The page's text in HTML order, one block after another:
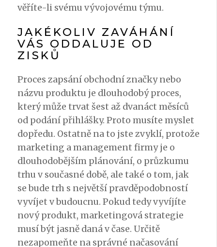
věříte-li svému vývojovému týmu.
JAKÉKOLIV ZAVÁHÁNÍ
VÁS ODDALUJE OD
ZISKŮ
Proces zapsání obchodní značky nebo
názvu produktu je dlouhodobý proces,
který může trvat šest až dvanáct měsíců
od podání přihlášky. Proto musíte myslet
dopředu. Ostatně na to jste zvyklí, protože
marketing a management firmy je o
dlouhodobějším plánování, o průzkumu
trhu v současné době, ale také o tom, jak
se bude trh s největší pravděpodobností
vyvíjet v budoucnu. Pokud tedy vyvíjíte
nový produkt, marketingová strategie
musí být jasně daná v čase. Určitě
nezapomeňte na správné načasování